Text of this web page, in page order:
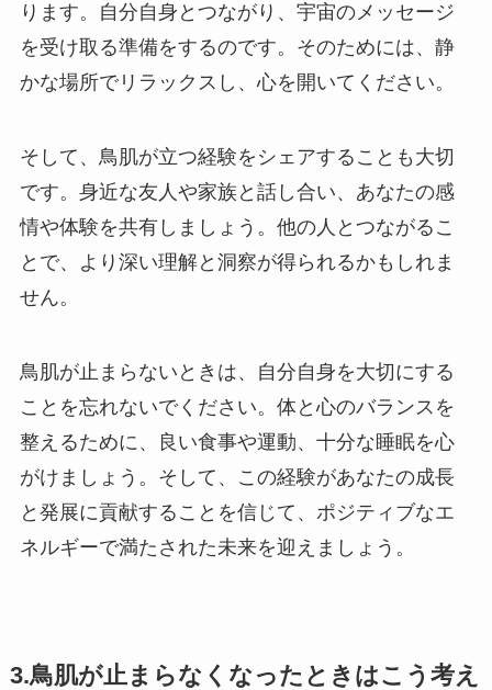
ります。自分自身とつながり、宇宙のメッセージ
を受け取る準備をするのです。そのためには、静
かな場所でリラックスし、心を開いてください。
そして、鳥肌が立つ経験をシェアすることも大切
です。身近な友人や家族と話し合い、あなたの感
情や体験を共有しましょう。他の人とつながるこ
とで、より深い理解と洞察が得られるかもしれま
せん。
鳥肌が止まらないときは、自分自身を大切にする
ことを忘れないでください。体と心のバランスを
整えるために、良い食事や運動、十分な睡眠を心
がけましょう。そして、この経験があなたの成長
と発展に貢献することを信じて、ポジティブなエ
ネルギーで満たされた未来を迎えましょう。
3.鳥肌が止まらなくなったときはこう考え